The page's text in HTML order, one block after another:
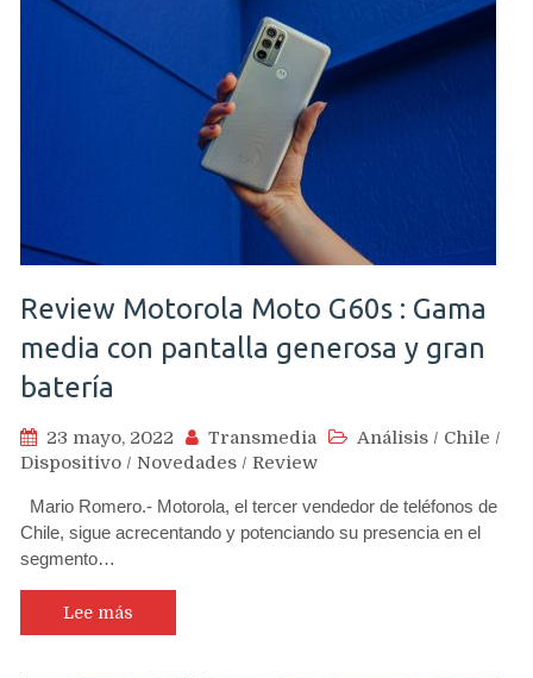
Review Motorola Moto G60s : Gama
media con pantalla generosa y gran
batería
23 mayo, 2022 Transmedia Análisis / Chile /
Dispositivo / Novedades / Review
Mario Romero.- Motorola, el tercer vendedor de teléfonos de
Chile, sigue acrecentando y potenciando su presencia en el
segmento…
Lee más